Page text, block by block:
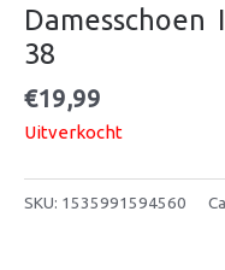
Damesschoen 
38
€19,99
Uitverkocht
SKU: 1535991594560